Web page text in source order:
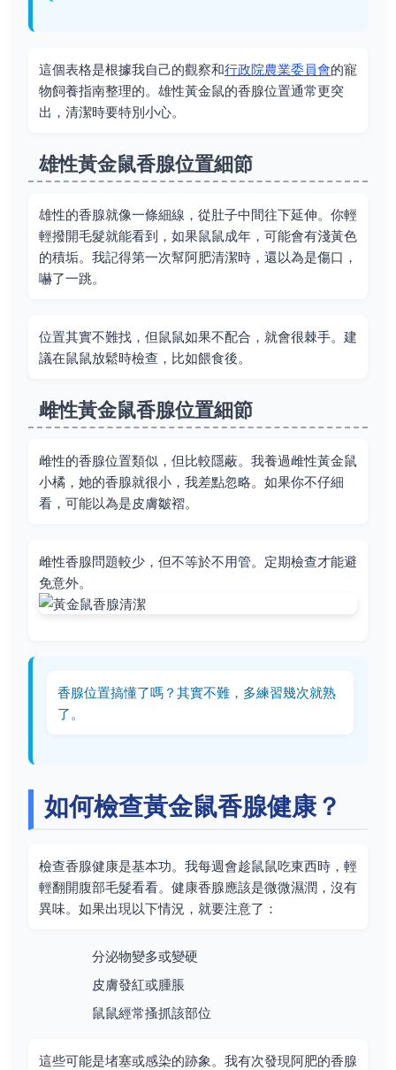
這個表格是根據我自己的觀察和行政院農業委員會的寵
物飼養指南整理的。雄性黃金鼠的香腺位置通常更突
出，清潔時要特別小心。
雄性黃金鼠香腺位置細節
雄性的香腺就像一條細線，從肚子中間往下延伸。你輕
輕撥開毛髮就能看到，如果鼠鼠成年，可能會有淺黃色
的積垢。我記得第一次幫阿肥清潔時，還以為是傷口，
嚇了一跳。
位置其實不難找，但鼠鼠如果不配合，就會很棘手。建
議在鼠鼠放鬆時檢查，比如餵食後。
雌性黃金鼠香腺位置細節
雌性的香腺位置類似，但比較隱蔽。我養過雌性黃金鼠
小橘，她的香腺就很小，我差點忽略。如果你不仔細
看，可能以為是皮膚皺褶。
雌性香腺問題較少，但不等於不用管。定期檢查才能避
免意外。
香腺位置搞懂了嗎？其實不難，多練習幾次就熟
了。
如何檢查黃金鼠香腺健康？
檢查香腺健康是基本功。我每週會趁鼠鼠吃東西時，輕
輕翻開腹部毛髮看看。健康香腺應該是微微濕潤，沒有
異味。如果出現以下情況，就要注意了：
分泌物變多或變硬
皮膚發紅或腫脹
鼠鼠經常搔抓該部位
這些可能是堵塞或感染的跡象。我有次發現阿肥的香腺